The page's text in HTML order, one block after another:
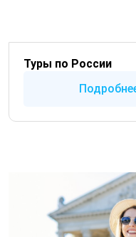
Туры по России